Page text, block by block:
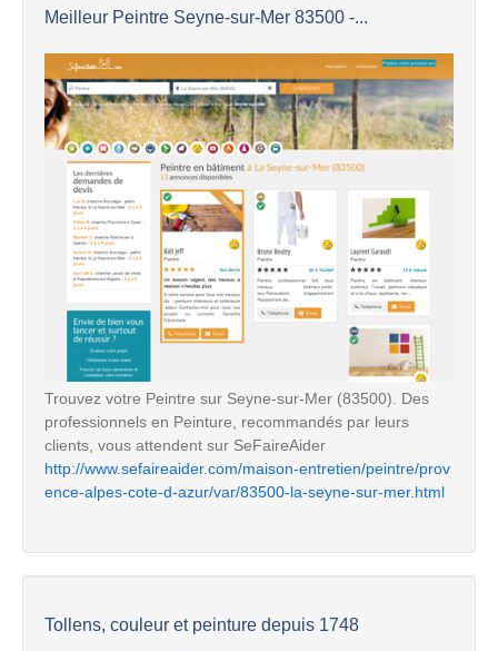
Meilleur Peintre Seyne-sur-Mer 83500 -...
Trouvez votre Peintre sur Seyne-sur-Mer (83500). Des
professionnels en Peinture, recommandés par leurs
clients, vous attendent sur SeFaireAider
http://www.sefaireaider.com/maison-entretien/peintre/prov
ence-alpes-cote-d-azur/var/83500-la-seyne-sur-mer.html
Tollens, couleur et peinture depuis 1748